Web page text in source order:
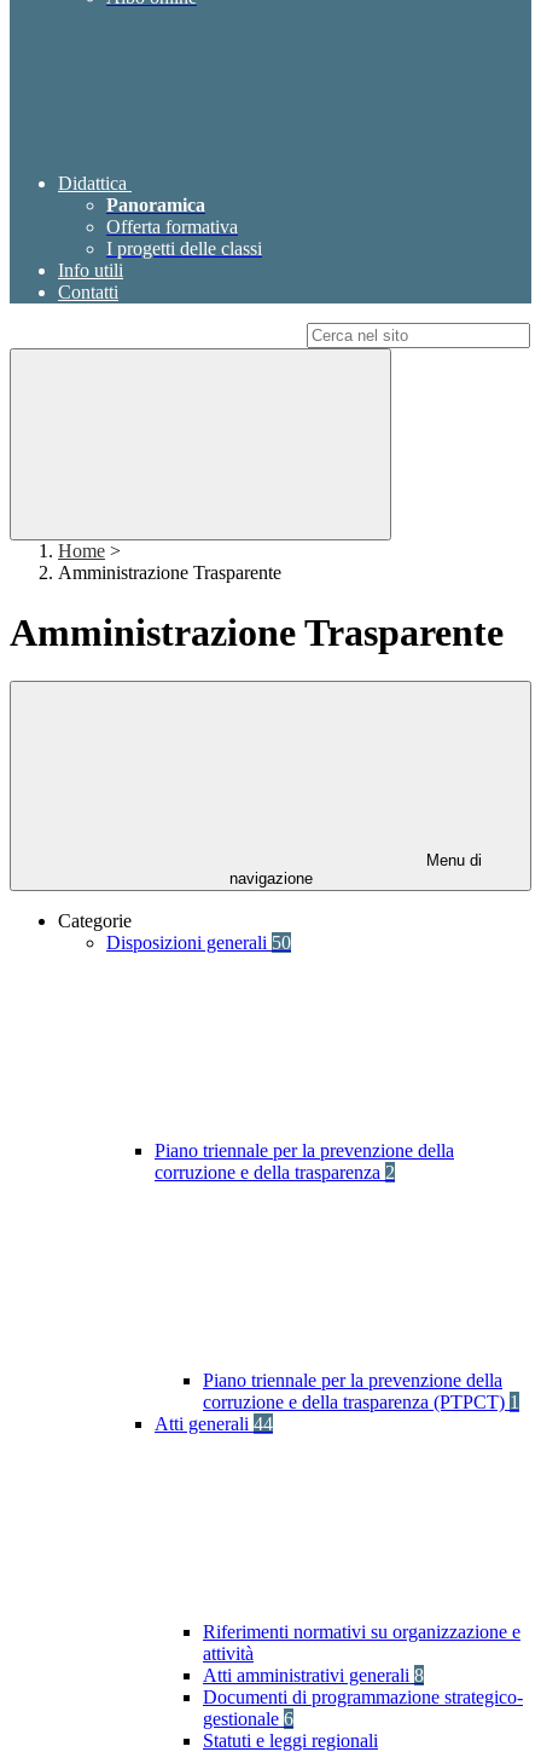
Didattica
Panoramica
Offerta formativa
I progetti delle classi
Info utili
Contatti
Home >
Amministrazione Trasparente
Amministrazione Trasparente
Menu di
navigazione
Categorie
Disposizioni generali 50
Piano triennale per la prevenzione della
corruzione e della trasparenza 2
Piano triennale per la prevenzione della
corruzione e della trasparenza (PTPCT) 1
Atti generali 44
Riferimenti normativi su organizzazione e
attività
Atti amministrativi generali 8
Documenti di programmazione strategico-
gestionale 6
Statuti e leggi regionali